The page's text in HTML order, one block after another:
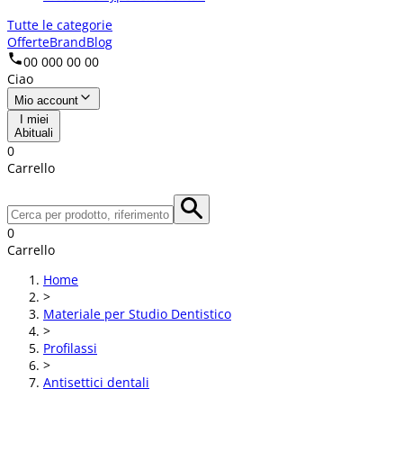
Tutte le categorie
OfferteBrandBlog
00 000 00 00
Ciao
Mio account
I miei
Abituali
0
Carrello
0
Carrello
Home
>
Materiale per Studio Dentistico
>
Profilassi
>
Antisettici dentali